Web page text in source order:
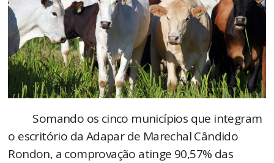
Somando os cinco municípios que integram
o escritório da Adapar de Marechal Cândido
Rondon, a comprovação atinge 90,57% das